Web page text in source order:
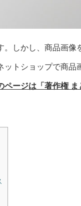
しかし、商品画像
トショップで商品
ページは「著作権